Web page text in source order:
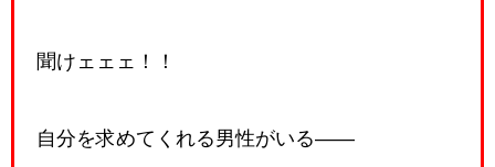
聞けェェェ！！
自分を求めてくれる男性がいる――